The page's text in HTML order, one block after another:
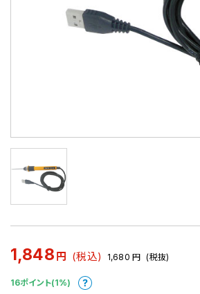
1,848 円 (税込) 1,680 円 (税抜)
16ポイント(1%)